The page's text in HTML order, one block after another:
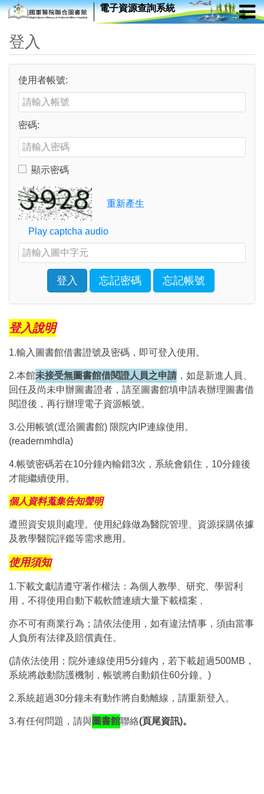
電子資源查詢系統
登入
使用者帳號:
Enter your username or email address
密碼:
Enter your password
顯示密碼
Toggle to show or hide your password
Verification Code
重新產生
Play captcha audio
Enter the characters shown in the image above
登入 忘記密碼 忘記帳號
登入說明
1.輸入圖書館借書證號及密碼，即可登入使用。
2.本館未接受無圖書館借閱證人員之申請，如是新進人員、
回任及尚未申辦圖書證者，請至圖書館填申請表辦理圖書借
閱證後，再行辦理電子資源帳號。
3.公用帳號(逕洽圖書館) 限院內IP連線使用。
(readernmhdla)
4.帳號密碼若在10分鐘內輸錯3次，系統會鎖住，10分鐘後
才能繼續使用。
個人資料蒐集告知聲明
遵照資安規則處理。使用紀錄做為醫院管理、資源採購依據
及教學醫院評鑑等需求應用。
使用須知
1.下載文獻請遵守著作權法：為個人教學、研究、學習利
用，不得使用自動下載軟體連續大量下載檔案 ，
亦不可有商業行為；請依法使用，如有違法情事，須由當事
人負所有法律及賠償責任。
(請依法使用；院外連線使用5分鐘內，若下載超過500MB，
系統將啟動防護機制，帳號將自動鎖住60分鐘。)
2.系統超過30分鐘未有動作將自動離線，請重新登入。
3.有任何問題，請與圖書館聯絡(頁尾資訊)。